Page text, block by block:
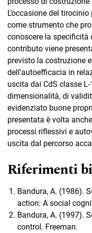
L’occasione del
come strumento che
conoscere la specificità
contributo viene
previsto la costruzione
dell’autoefficacia in
uscita dai CdS classe
dimensionalità, di
evidenziato buone
presentata è volta
processi riflessivi e
uscita dal percorso
Riferimenti
Bandura, A. (1986).
action: A social
Bandura, A. (1997).
control. Freeman.